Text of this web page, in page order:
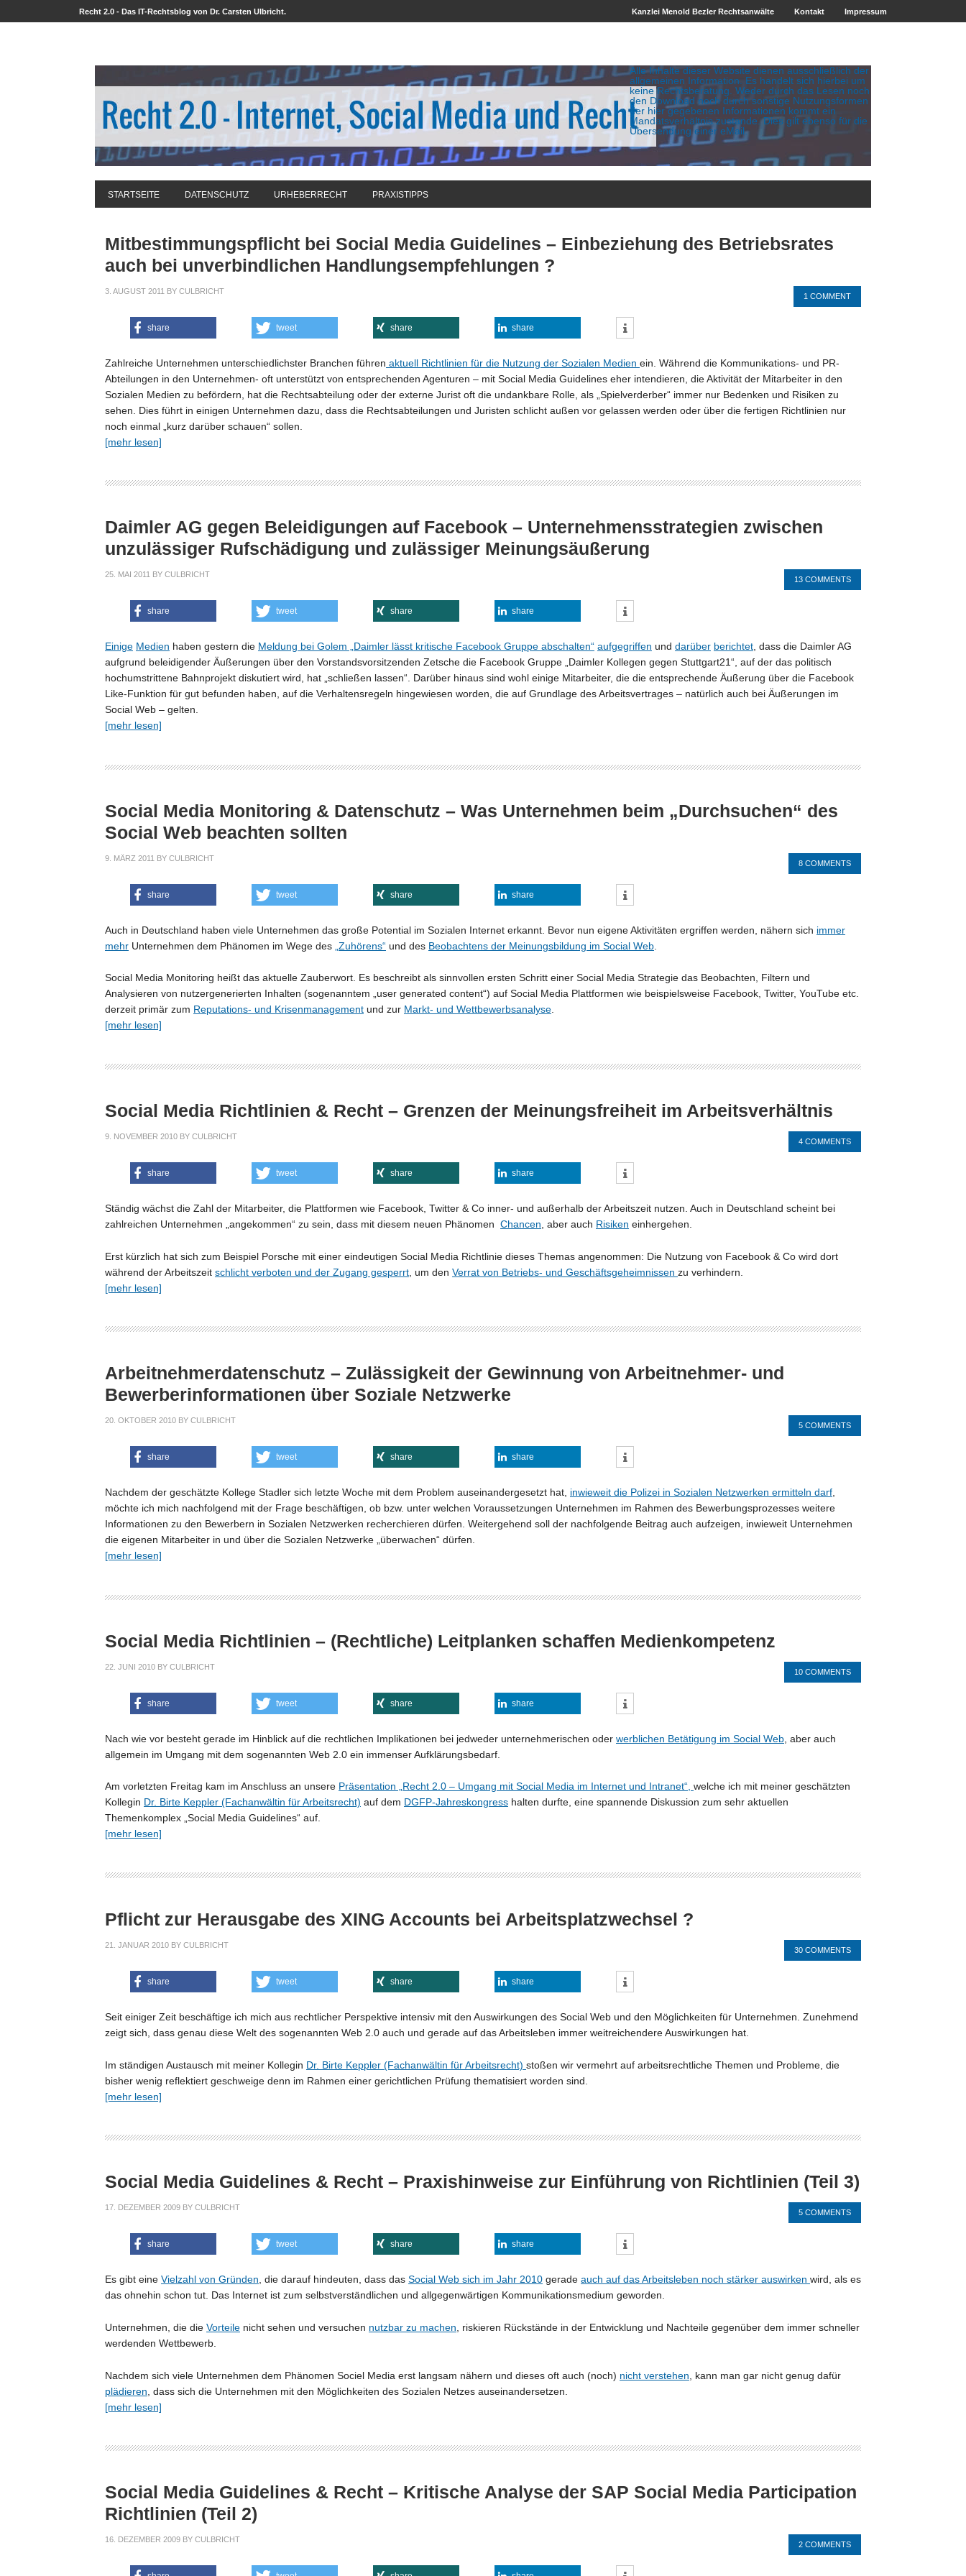
Recht 2.0 - Das IT-Rechtsblog von Dr. Carsten Ulbricht. Kanzlei Menold Bezler Rechtsanwälte Kontakt Impressum
Alle Inhalte dieser Website dienen ausschließlich der
allgemeinen Information. Es handelt sich hierbei um
keine Rechtsberatung. Weder durch das Lesen noch
den Download noch durch sonstige Nutzungsformen
der hier gegebenen Informationen kommt ein
Mandatsverhältnis zustande. Dies gilt ebenso für die
Übersendung einer eMail.
STARTSEITE DATENSCHUTZ URHEBERRECHT PRAXISTIPPS
Mitbestimmungspflicht bei Social Media Guidelines – Einbeziehung des Betriebsrates
auch bei unverbindlichen Handlungsempfehlungen ?
3. AUGUST 2011 BY CULBRICHT
1 COMMENT
share tweet share share
Zahlreiche Unternehmen unterschiedlichster Branchen führen aktuell Richtlinien für die Nutzung der Sozialen Medien ein. Während die Kommunikations- und PR-
Abteilungen in den Unternehmen- oft unterstützt von entsprechenden Agenturen – mit Social Media Guidelines eher intendieren, die Aktivität der Mitarbeiter in den
Sozialen Medien zu befördern, hat die Rechtsabteilung oder der externe Jurist oft die undankbare Rolle, als „Spielverderber“ immer nur Bedenken und Risiken zu
sehen. Dies führt in einigen Unternehmen dazu, dass die Rechtsabteilungen und Juristen schlicht außen vor gelassen werden oder über die fertigen Richtlinien nur
noch einmal „kurz darüber schauen“ sollen.
[mehr lesen]
Daimler AG gegen Beleidigungen auf Facebook – Unternehmensstrategien zwischen
unzulässiger Rufschädigung und zulässiger Meinungsäußerung
25. MAI 2011 BY CULBRICHT
13 COMMENTS
share tweet share share
Einige Medien haben gestern die Meldung bei Golem „Daimler lässt kritische Facebook Gruppe abschalten“ aufgegriffen und darüber berichtet , dass die Daimler AG
aufgrund beleidigender Äußerungen über den Vorstandsvorsitzenden Zetsche die Facebook Gruppe „Daimler Kollegen gegen Stuttgart21“, auf der das politisch
hochumstrittene Bahnprojekt diskutiert wird, hat „schließen lassen“. Darüber hinaus sind wohl einige Mitarbeiter, die die entsprechende Äußerung über die Facebook
Like-Funktion für gut befunden haben, auf die Verhaltensregeln hingewiesen worden, die auf Grundlage des Arbeitsvertrages – natürlich auch bei Äußerungen im
Social Web – gelten.
[mehr lesen]
Social Media Monitoring & Datenschutz – Was Unternehmen beim „Durchsuchen“ des
Social Web beachten sollten
9. MÄRZ 2011 BY CULBRICHT
8 COMMENTS
share tweet share share
Auch in Deutschland haben viele Unternehmen das große Potential im Sozialen Internet erkannt. Bevor nun eigene Aktivitäten ergriffen werden, nähern sich immer
mehr Unternehmen dem Phänomen im Wege des „Zuhörens“ und des Beobachtens der Meinungsbildung im Social Web
Social Media Monitoring heißt das aktuelle Zauberwort. Es beschreibt als sinnvollen ersten Schritt einer Social Media Strategie das Beobachten, Filtern und
Analysieren von nutzergenerierten Inhalten (sogenanntem „user generated content“) auf Social Media Plattformen wie beispielsweise Facebook, Twitter, YouTube etc.
derzeit primär zum Reputations- und Krisenmanagement und zur Markt- und Wettbewerbsanalyse.
[mehr lesen]
Social Media Richtlinien & Recht – Grenzen der Meinungsfreiheit im Arbeitsverhältnis
9. NOVEMBER 2010 BY CULBRICHT
4 COMMENTS
share tweet share share
Ständig wächst die Zahl der Mitarbeiter, die Plattformen wie Facebook, Twitter & Co inner- und außerhalb der Arbeitszeit nutzen. Auch in Deutschland scheint bei
zahlreichen Unternehmen „angekommen“ zu sein, dass mit diesem neuen Phänomen Chancen , aber auch Risiken einhergehen.
Erst kürzlich hat sich zum Beispiel Porsche mit einer eindeutigen Social Media Richtlinie dieses Themas angenommen: Die Nutzung von Facebook & Co wird dort
während der Arbeitszeit schlicht verboten und der Zugang gesperrt , um den Verrat von Betriebs- und Geschäftsgeheimnissen zu verhindern.
[mehr lesen]
Arbeitnehmerdatenschutz – Zulässigkeit der Gewinnung von Arbeitnehmer- und
Bewerberinformationen über Soziale Netzwerke
20. OKTOBER 2010 BY CULBRICHT
5 COMMENTS
share tweet share share
Nachdem der geschätzte Kollege Stadler sich letzte Woche mit dem Problem auseinandergesetzt hat, inwieweit die Polizei in Sozialen Netzwerken ermitteln darf
möchte ich mich nachfolgend mit der Frage beschäftigen, ob bzw. unter welchen Voraussetzungen Unternehmen im Rahmen des Bewerbungsprozesses weitere
Informationen zu den Bewerbern in Sozialen Netzwerken recherchieren dürfen. Weitergehend soll der nachfolgende Beitrag auch aufzeigen, inwieweit Unternehmen
die eigenen Mitarbeiter in und über die Sozialen Netzwerke „überwachen“ dürfen.
[mehr lesen]
Social Media Richtlinien – (Rechtliche) Leitplanken schaffen Medienkompetenz
22. JUNI 2010 BY CULBRICHT
10 COMMENTS
share tweet share share
Nach wie vor besteht gerade im Hinblick auf die rechtlichen Implikationen bei jedweder unternehmerischen oder werblichen Betätigung im Social Web , aber auch
allgemein im Umgang mit dem sogenannten Web 2.0 ein immenser Aufklärungsbedarf.
Am vorletzten Freitag kam im Anschluss an unsere Präsentation „Recht 2.0 – Umgang mit Social Media im Internet und Intranet“, welche ich mit meiner geschätzten
Kollegin Dr. Birte Keppler (Fachanwältin für Arbeitsrecht) auf dem DGFP-Jahreskongress halten durfte, eine spannende Diskussion zum sehr aktuellen
Themenkomplex „Social Media Guidelines“ auf.
[mehr lesen]
Pflicht zur Herausgabe des XING Accounts bei Arbeitsplatzwechsel ?
21. JANUAR 2010 BY CULBRICHT
30 COMMENTS
share tweet share share
Seit einiger Zeit beschäftige ich mich aus rechtlicher Perspektive intensiv mit den Auswirkungen des Social Web und den Möglichkeiten für Unternehmen. Zunehmend
zeigt sich, dass genau diese Welt des sogenannten Web 2.0 auch und gerade auf das Arbeitsleben immer weitreichendere Auswirkungen hat.
Im ständigen Austausch mit meiner Kollegin Dr. Birte Keppler (Fachanwältin für Arbeitsrecht) stoßen wir vermehrt auf arbeitsrechtliche Themen und Probleme, die
bisher wenig reflektiert geschweige denn im Rahmen einer gerichtlichen Prüfung thematisiert worden sind.
[mehr lesen]
Social Media Guidelines & Recht – Praxishinweise zur Einführung von Richtlinien (Teil 3)
17. DEZEMBER 2009 BY CULBRICHT
5 COMMENTS
share tweet share share
Es gibt eine Vielzahl von Gründen , die darauf hindeuten, dass das Social Web sich im Jahr 2010 gerade auch auf das Arbeitsleben noch stärker auswirken wird, als es
das ohnehin schon tut. Das Internet ist zum selbstverständlichen und allgegenwärtigen Kommunikationsmedium geworden.
Unternehmen, die die Vorteile nicht sehen und versuchen nutzbar zu machen , riskieren Rückstände in der Entwicklung und Nachteile gegenüber dem immer schneller
werdenden Wettbewerb.
Nachdem sich viele Unternehmen dem Phänomen Sociel Media erst langsam nähern und dieses oft auch (noch) nicht verstehen , kann man gar nicht genug dafür
plädieren , dass sich die Unternehmen mit den Möglichkeiten des Sozialen Netzes auseinandersetzen.
[mehr lesen]
Social Media Guidelines & Recht – Kritische Analyse der SAP Social Media Participation
Richtlinien (Teil 2)
16. DEZEMBER 2009 BY CULBRICHT
2 COMMENTS